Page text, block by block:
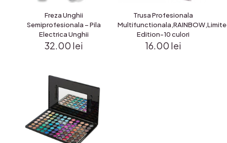
Freza Unghii
Semiprofesionala – Pila
Electrica Unghii
32.00 lei
Trusa Profesionala
Edition-10 culori
16.00 lei